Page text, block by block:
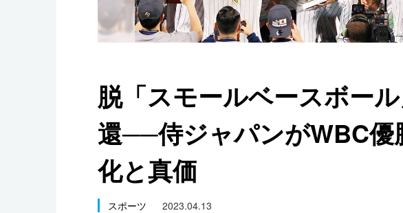
脱「スモールベースボー
還──侍ジャパンがWBC優
化と真価
スポーツ 2023.04.13